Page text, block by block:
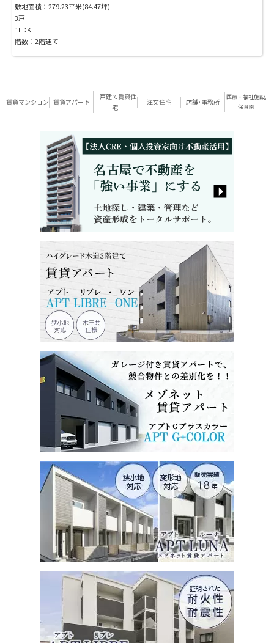
敷地面積：279.23平米(84.47坪)
3戸
1LDK
階数：2階建て
賃貸マンション 賃貸アパート
一戸建て賃貸住
宅
注文住宅 店舗･事務所
医療・福祉施設,
保育園